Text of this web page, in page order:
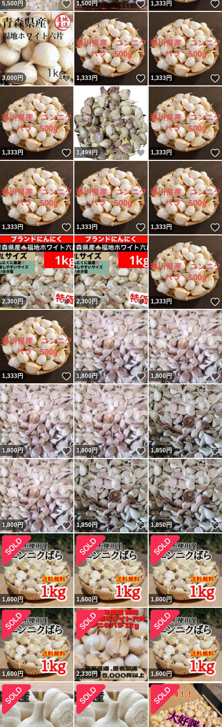
5,500円 いいね！
1,500円 いいね！
1,333円
3,000円 いいね！
1,333円 いいね！
1,333円
1,333円 いいね！
1,499円 いいね！
1,333円
1,333円 いいね！
1,333円 いいね！
1,333円
2,300円 いいね！
2,300円 いいね！
1,333円
1,333円 いいね！
1,800円 いいね！
1,800円
1,800円 いいね！
1,800円 いいね！
1,850円
1,800円 いいね！
1,850円 いいね！
1,850円
1,600円 1,600円 1,600円
1,600円 2,330円 1,600円